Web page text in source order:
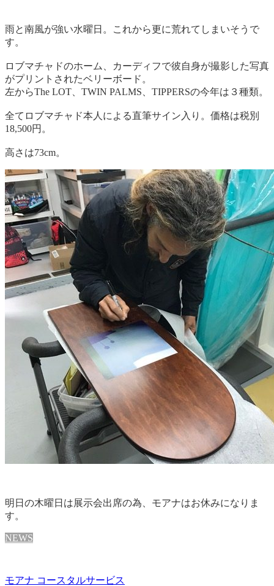
雨と南風が強い水曜日。これから更に荒れてしまいそうで
す。
ロブマチャドのホーム、カーディフで彼自身が撮影した写真
がプリントされたベリーボード。
左からThe LOT、TWIN PALMS、TIPPERSの今年は３種類。
全てロブマチャド本人による直筆サイン入り。価格は税別
18,500円。
高さは73cm。
明日の木曜日は展示会出席の為、モアナはお休みになりま
す。
NEWS
モアナ コースタルサービス